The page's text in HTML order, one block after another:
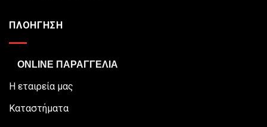
ΠΛΟΗΓΗΣΗ
ONLINE ΠΑΡΑΓΓΕΛΙΑ
Η εταιρεία μας
Καταστήματα